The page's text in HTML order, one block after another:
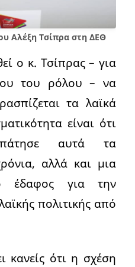
Αλέξη Τσίπρα στη ΔΕΘ
ο κ. Τσίπρας – για
του ρόλου – να
τα λαϊκά
είναι ότι
αυτά τα
αλλά και μια
έδαφος για την
πολιτικής από
ότι η σχέση